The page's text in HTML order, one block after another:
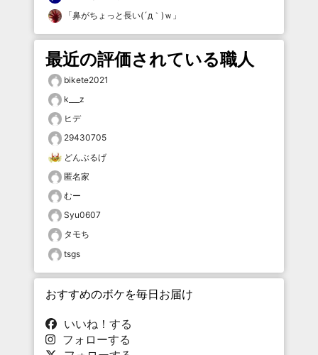
「鼻がちょっと長い(´д｀)ｗ 」
最近の評価されている職人
bikete2021
k___z
ヒデ
29430705
どんぶるげ
匿名家
むー
Syu0607
タモち
tsgs
おすすめのボケを毎日お届け
いいね！する
フォローする